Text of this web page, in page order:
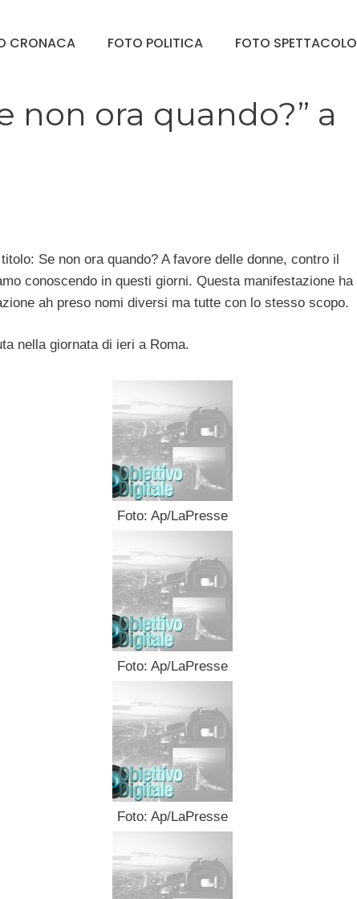
CRONACA FOTO POLITICA FOTO SPETTACOLO
non ora quando?” a
Se non ora quando? A favore delle donne, contro il
conoscendo in questi giorni. Questa manifestazione ha
ah preso nomi diversi ma tutte con lo stesso scopo.
nella giornata di ieri a Roma.
Foto: Ap/LaPresse
Foto: Ap/LaPresse
Foto: Ap/LaPresse